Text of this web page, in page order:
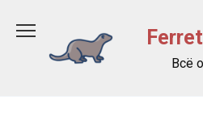
содержанию
Всё